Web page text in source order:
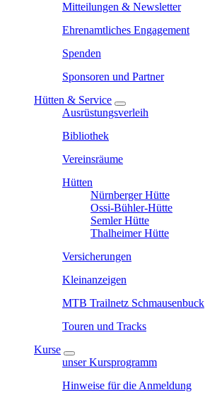
Mitteilungen & Newsletter
Ehrenamtliches Engagement
Spenden
Sponsoren und Partner
Hütten & Service
Ausrüstungsverleih
Bibliothek
Vereinsräume
Hütten
Nürnberger Hütte
Ossi-Bühler-Hütte
Semler Hütte
Thalheimer Hütte
Versicherungen
Kleinanzeigen
MTB Trailnetz Schmausenbuck
Touren und Tracks
Kurse
unser Kursprogramm
Hinweise für die Anmeldung